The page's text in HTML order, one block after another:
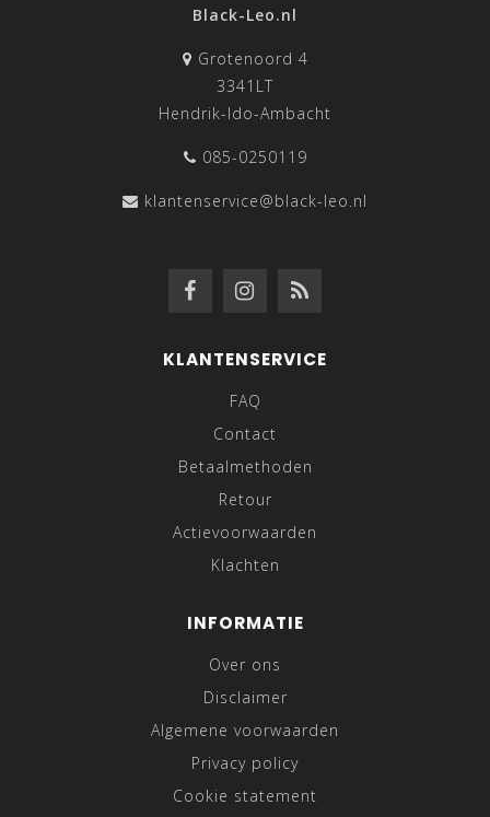
Black-Leo.nl
Grotenoord 4
3341LT
Hendrik-Ido-Ambacht
085-0250119
klantenservice@black-leo.nl
KLANTENSERVICE
FAQ
Contact
Betaalmethoden
Retour
Actievoorwaarden
Klachten
INFORMATIE
Over ons
Disclaimer
Algemene voorwaarden
Privacy policy
Cookie statement